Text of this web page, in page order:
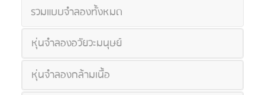
รวมแบบจำลองทั้งหมด
หุ่นจำลองอวัยวะมนุษย์
หุ่นจำลองกล้ามเนื้อ